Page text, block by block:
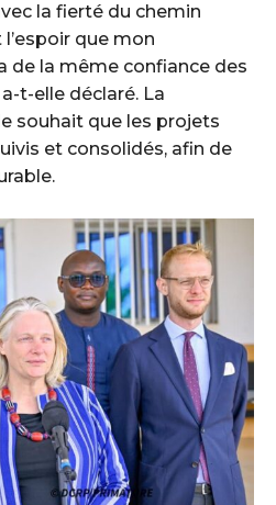
la fierté du chemin
que mon
de la même confiance des
t-elle déclaré. La
souhait que les projets
et consolidés, afin de